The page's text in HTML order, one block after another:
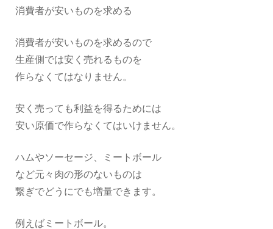
消費者が安いものを求める
消費者が安いものを求めるので
生産側では安く売れるものを
作らなくてはなりません。
安く売っても利益を得るためには
安い原価で作らなくてはいけません。
ハムやソーセージ、ミートボール
など元々肉の形のないものは
繋ぎでどうにでも増量できます。
例えばミートボール。